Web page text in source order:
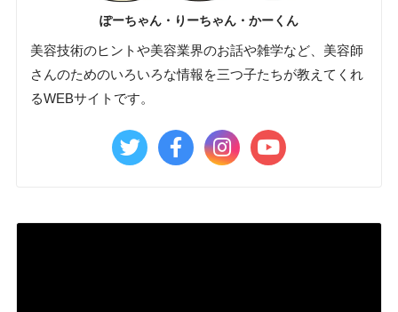
ぽーちゃん・りーちゃん・かーくん
美容技術のヒントや美容業界のお話や雑学など、美容師
さんのためのいろいろな情報を三つ子たちが教えてくれ
るWEBサイトです。